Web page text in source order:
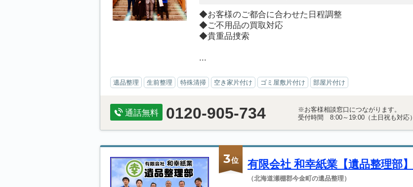
◆お客様のご都合に合わせた日程調整
◆ご不用品の買取対応
◆貴重品捜索
...
遺品整理 生前整理 特殊清掃 空き家片付け ゴミ屋敷片付け 部屋片付け
通話無料 0120-905-734
※お客様相談窓口につながります。
受付時間 8:00～19:00（土日祝も対応）
3位 有限会社 和幸紙業【遺品整理部】
（北海道瀬棚郡今金町の遺品整理）